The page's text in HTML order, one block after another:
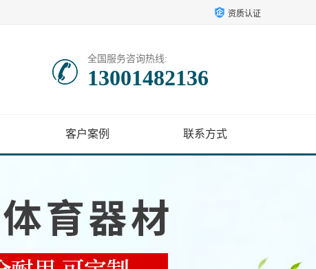
资质认证
全国服务咨询热线:
13001482136
客户案例 联系方式